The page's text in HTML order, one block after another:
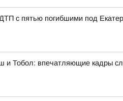
с пятью погибшими под
и Тобол: впечатляющие кадры